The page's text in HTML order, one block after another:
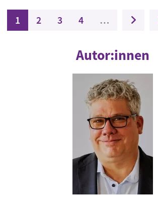
Seitennummerierung
Aktuelle Seite
1 Seite
2 Seite
3 Seite
4 …
Autor:innen